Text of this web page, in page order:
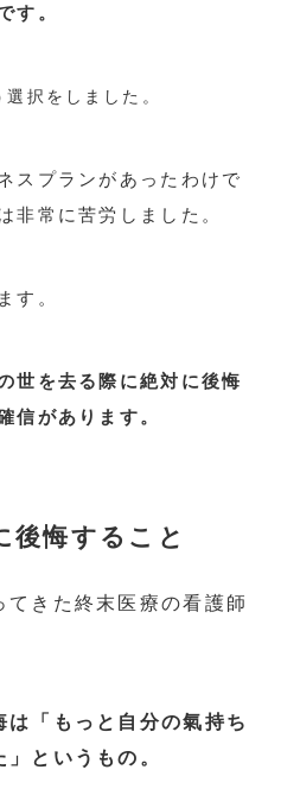
す。
択をしました。
スプランがあったわけで
非常に苦労しました。
す。
世を去る際に絶対に後悔
信があります。
後悔すること
きた終末医療の看護師
は「もっと自分の氣持ち
というもの。